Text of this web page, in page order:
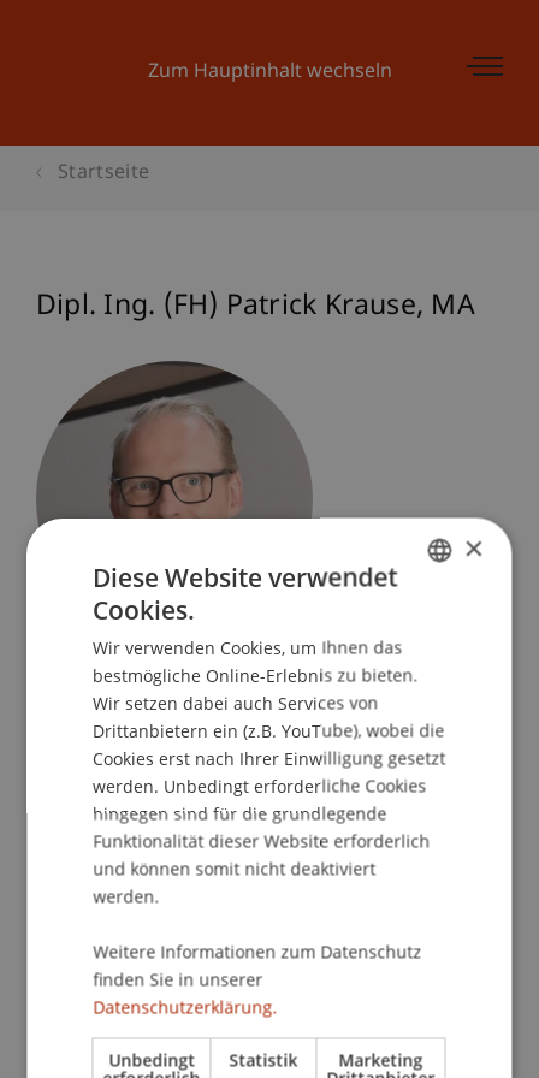
Zum Hauptinhalt wechseln
Startseite
Dipl. Ing. (FH) Patrick Krause MA
Studiengangsmanager
Liechtenstein Undergraduate and Graduate
School
Universität Liechtenstein
Fürst-Franz-Josef-Strasse
9490 Vaduz
Liechtenstein
T. +423 265 11 84
patrick.krause@uni.li
Lehre
×
Diese Website verwendet
Cookies.
Wir verwenden Cookies, um Ihnen das
bestmögliche Online-Erlebnis zu bieten.
Wir setzen dabei auch Services von
Drittanbietern ein (z.B. YouTube), wobei die
Cookies erst nach Ihrer Einwilligung gesetzt
werden. Unbedingt erforderliche Cookies
hingegen sind für die grundlegende
Funktionalität dieser Website erforderlich
und können somit nicht deaktiviert
werden.
Weitere Informationen zum Datenschutz
finden Sie in unserer
Datenschutzerklärung.
Unbedingt Statistik Marketing